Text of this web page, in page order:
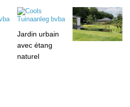
Jardin urbain
avec étang
naturel